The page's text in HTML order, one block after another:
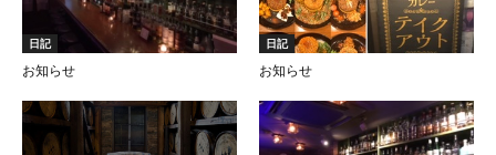
日記
お知らせ
日記
お知らせ